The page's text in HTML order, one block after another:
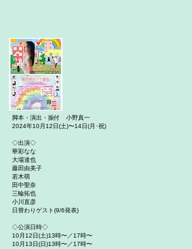
脚本・演出・振付 小野真一
2024年10月12日(土)〜14日(月･祝)
◇出演◇
華彩なな
大場達也
藤田由美子
若木萌
田中聖奈
三輪拓也
小川直彦
日替わりゲスト(9/6発表)
◇公演日時◇
10月12日(土)13時〜／17時〜
10月13日(日)13時〜／17時〜